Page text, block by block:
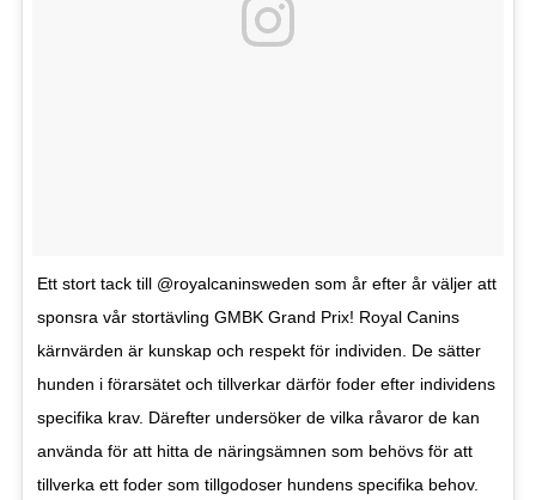
Ett stort tack till @royalcaninsweden som år efter år väljer att
sponsra vår stortävling GMBK Grand Prix! Royal Canins
kärnvärden är kunskap och respekt för individen. De sätter
hunden i förarsätet och tillverkar därför foder efter individens
specifika krav. Därefter undersöker de vilka råvaror de kan
använda för att hitta de näringsämnen som behövs för att
tillverka ett foder som tillgodoser hundens specifika behov.